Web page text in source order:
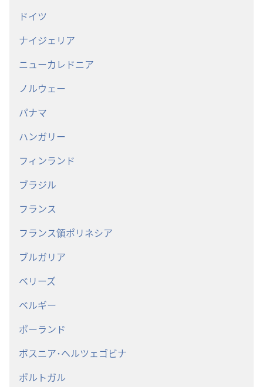
ドイツ
ナイジェリア
ニューカレドニア
ノルウェー
パナマ
ハンガリー
フィンランド
ブラジル
フランス
フランス領ポリネシア
ブルガリア
ベリーズ
ベルギー
ポーランド
ボスニア･ヘルツェゴビナ
ポルトガル